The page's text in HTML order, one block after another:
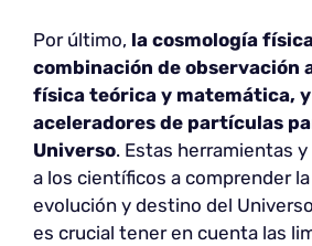
Por último, la cosmología
combinación de observación
física teórica y matemática,
aceleradores de partículas
Universo. Estas herramientas
a los científicos a comprender
evolución y destino del
es crucial tener en cuenta las